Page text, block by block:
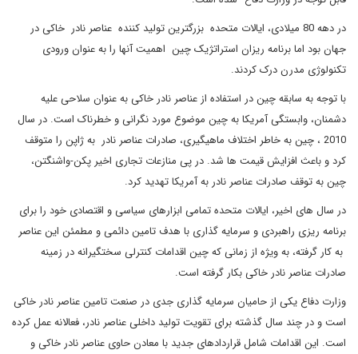
در دهه 80 میلادی، ایالات متحده بزرگترین تولید کننده عناصر نادر خاکی در
جهان بود اما برنامه ریزان استراتژیک چین اهمیت آنها را به عنوان ورودی
تکنولوژی مدرن درک کردند.
با توجه به سابقه چین در استفاده از عناصر نادر خاکی به عنوان سلاحی علیه
دشمنان، وابستگی آمریکا به چین موضوع مورد نگرانی و خطرناک است. در سال
2010 ، چین به خاطر اختلاف ماهیگیری، صادرات عناصر نادر به ژاپن را متوقف
کرد و باعث افزایش قیمت ها شد. در پی منازعات تجاری اخیر پکن-واشنگتن،
چین به توقف صادرات عناصر نادر به آمریکا تهدید کرد.
در سال های اخیر، ایالات متحده تمامی ابزارهای سیاسی و اقتصادی خود را برای
برنامه ریزی راهبردی و سرمایه گذاری با هدف تامین دائمی و مطمئن این عناصر
به کار گرفته، به ویژه از زمانی که چین اقدامات کنترلی سختگیرانه در زمینه
صادرات عناصر نادر خاکی بکار گرفته است.
وزارت دفاع یکی از حامیان سرمایه گذاری جدی در صنعت تامین عناصر نادر خاکی
است و در چند سال گذشته برای تقویت تولید داخلی عناصر نادر، فعالانه عمل کرده
است. این اقدامات شامل قراردادهای جدید با معادن حاوی عناصر نادر خاکی و